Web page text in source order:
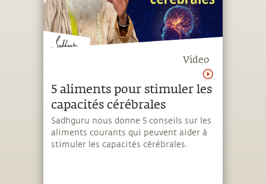
Video
5 aliments pour stimuler les
capacités cérébrales
Sadhguru nous donne 5 conseils sur les
aliments courants qui peuvent aider à
stimuler les capacités cérébrales.